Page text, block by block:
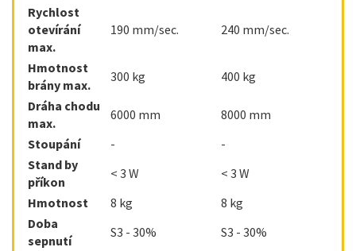
Rychlost
otevírání
max.
190 mm/sec. 240 mm/sec.
Hmotnost
brány max.
300 kg
400 kg
Dráha chodu
max.
6000 mm
8000 mm
Stoupání
-
-
Stand by
příkon
< 3 W
< 3 W
Hmotnost
8 kg
8 kg
Doba
sepnutí
S3 - 30% S3 - 30%